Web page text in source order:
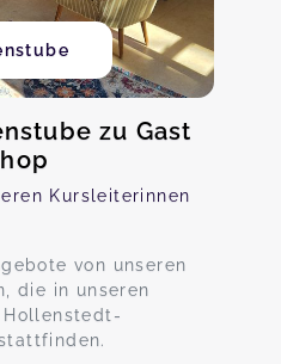
zu Gast
Kursleiterinnen
von unseren
die in unseren
Hollenstedt-